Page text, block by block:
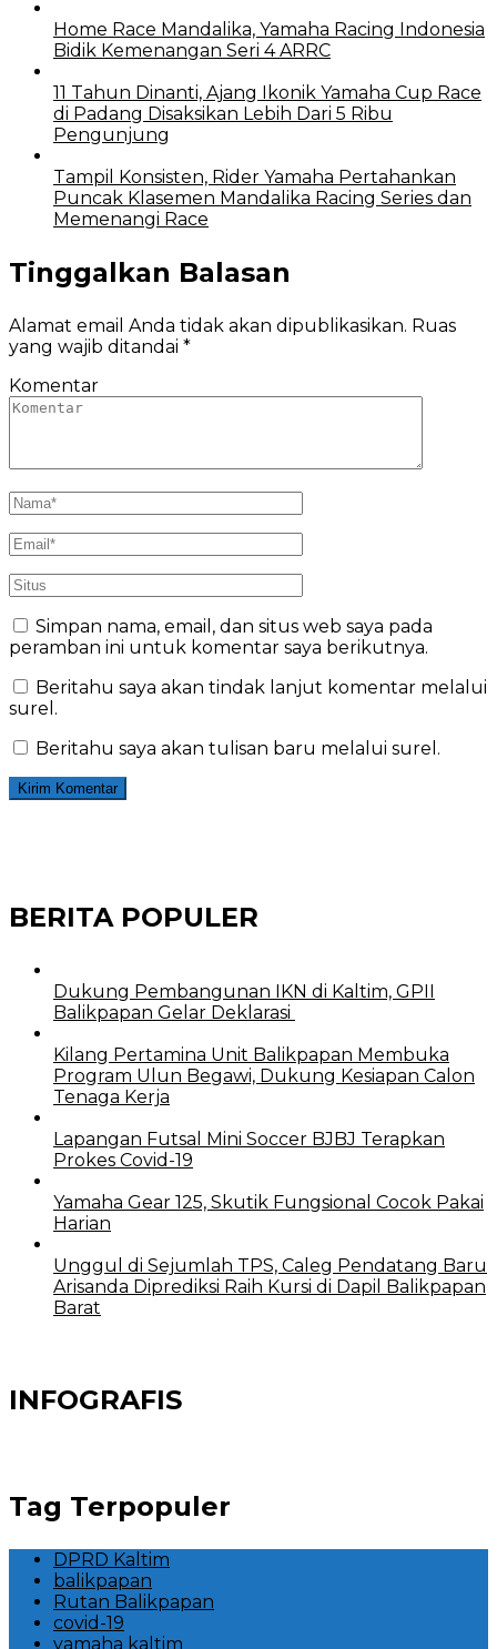
Home Race Mandalika, Yamaha Racing Indonesia
Bidik Kemenangan Seri 4 ARRC
11 Tahun Dinanti, Ajang Ikonik Yamaha Cup Race
di Padang Disaksikan Lebih Dari 5 Ribu
Pengunjung
Tampil Konsisten, Rider Yamaha Pertahankan
Puncak Klasemen Mandalika Racing Series dan
Memenangi Race
Tinggalkan Balasan
Alamat email Anda tidak akan dipublikasikan. Ruas
yang wajib ditandai *
Komentar
Simpan nama, email, dan situs web saya pada
peramban ini untuk komentar saya berikutnya.
Beritahu saya akan tindak lanjut komentar melalui
surel.
Beritahu saya akan tulisan baru melalui surel.
BERITA POPULER
Dukung Pembangunan IKN di Kaltim, GPII
Balikpapan Gelar Deklarasi
Kilang Pertamina Unit Balikpapan Membuka
Program Ulun Begawi, Dukung Kesiapan Calon
Tenaga Kerja
Lapangan Futsal Mini Soccer BJBJ Terapkan
Prokes Covid-19
Yamaha Gear 125, Skutik Fungsional Cocok Pakai
Harian
Unggul di Sejumlah TPS, Caleg Pendatang Baru
Arisanda Diprediksi Raih Kursi di Dapil Balikpapan
Barat
INFOGRAFIS
Tag Terpopuler
DPRD Kaltim
balikpapan
Rutan Balikpapan
covid-19
yamaha kaltim